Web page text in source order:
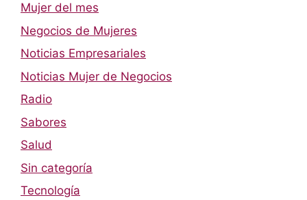
Mujer del mes
Negocios de Mujeres
Noticias Empresariales
Noticias Mujer de Negocios
Radio
Sabores
Salud
Sin categoría
Tecnología